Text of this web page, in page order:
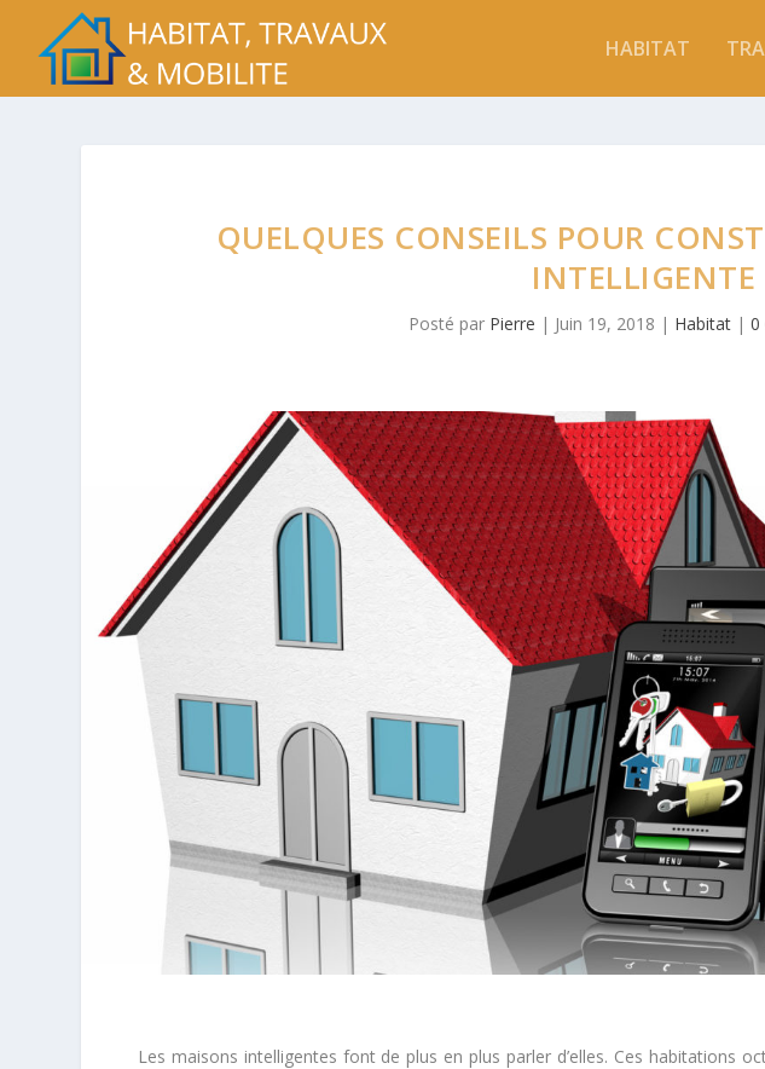
HABITAT
QUELQUES CONSEILS POUR
INTELLIGENTE
Posté par Pierre | Juin 19, 2018 | Habitat |0
Les maisons intelligentes font de plus en plus parler d’elles. Ces habitations